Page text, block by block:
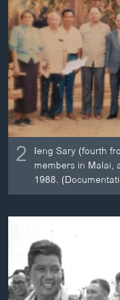
2 Ieng Sary (fourth
members in Malai,
1988.